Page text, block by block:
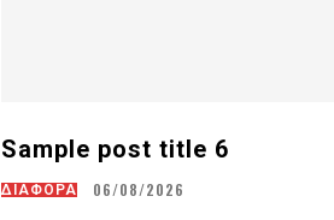
Sample post title 6
ΔΙΑΦΟΡΑ 06/08/2026